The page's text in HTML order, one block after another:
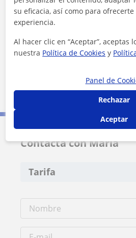
+ −
Leaflet
Contacta con María
Tarifa
su eficacia, así como para
experiencia.
Al hacer clic en “Aceptar”, aceptas
nuestra Política de Cookies y
Panel de
Rechazar
Aceptar